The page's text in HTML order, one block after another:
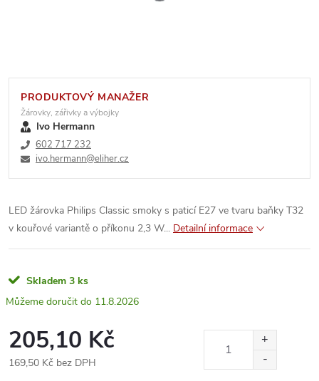
PRODUKTOVÝ MANAŽER
Žárovky, zářivky a výbojky
Ivo Hermann
602 717 232
ivo.hermann@eliher.cz
LED žárovka Philips Classic smoky s paticí E27 ve tvaru baňky T32
v kouřové variantě o příkonu 2,3 W... Detailní informace
Skladem 3 ks
11.8.2026
205,10 Kč
169,50 Kč bez DPH